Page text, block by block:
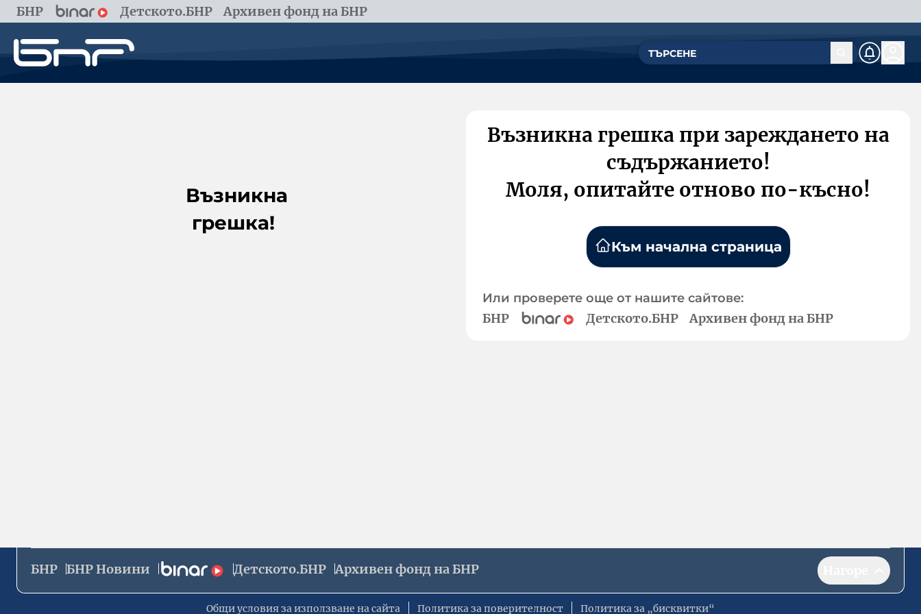
БНР Детското.БНР Архивен фонд на БНР
Възникна
грешка!
Възникна грешка при зареждането на
съдържанието!
Моля, опитайте отново по-късно!
Към начална страница
Или проверете още от нашите сайтове:
БНР Детското.БНР Архивен фонд на БНР
БНР БНР Новини Детското.БНР Архивен фонд на БНР
Общи условия за използване на сайта Политика за поверителност Политика за „бисквитки“